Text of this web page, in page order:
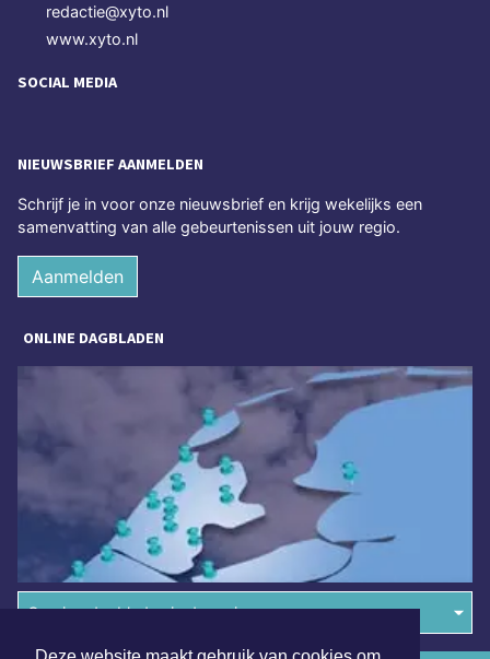
redactie@xyto.nl
www.xyto.nl
SOCIAL MEDIA
NIEUWSBRIEF AANMELDEN
Schrijf je in voor onze nieuwsbrief en krijg wekelijks een
samenvatting van alle gebeurtenissen uit jouw regio.
Aanmelden
ONLINE DAGBLADEN
Overige dagbladen in de regio